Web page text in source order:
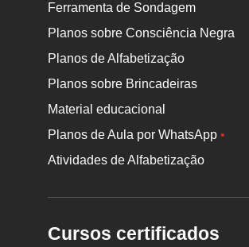
Ferramenta de Sondagem
Planos sobre Consciência Negra
Planos de Alfabetização
Planos sobre Brincadeiras
Material educacional
Planos de Aula por WhatsApp•
Atividades de Alfabetização
Cursos certificados